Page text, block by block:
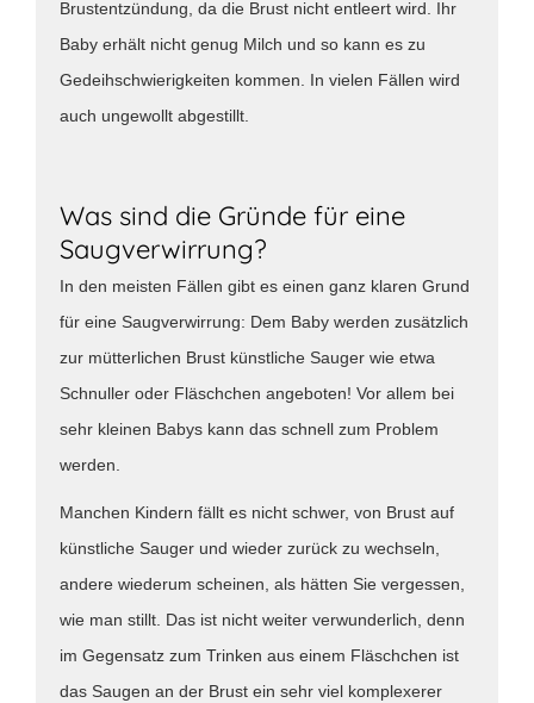
Brustentzündung, da die Brust nicht entleert wird. Ihr
Baby erhält nicht genug Milch und so kann es zu
Gedeihschwierigkeiten kommen. In vielen Fällen wird
auch ungewollt abgestillt.
Was sind die Gründe für eine
Saugverwirrung?
In den meisten Fällen gibt es einen ganz klaren Grund
für eine Saugverwirrung: Dem Baby werden zusätzlich
zur mütterlichen Brust künstliche Sauger wie etwa
Schnuller oder Fläschchen angeboten! Vor allem bei
sehr kleinen Babys kann das schnell zum Problem
werden.
Manchen Kindern fällt es nicht schwer, von Brust auf
künstliche Sauger und wieder zurück zu wechseln,
andere wiederum scheinen, als hätten Sie vergessen,
wie man stillt. Das ist nicht weiter verwunderlich, denn
im Gegensatz zum Trinken aus einem Fläschchen ist
das Saugen an der Brust ein sehr viel komplexerer